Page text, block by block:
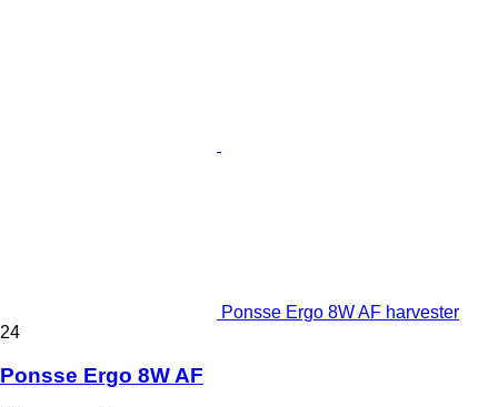
Ponsse Ergo 8W AF harvester
24
Ponsse Ergo 8W AF